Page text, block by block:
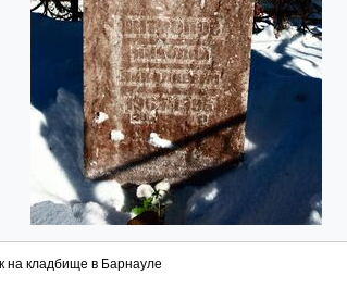
на кладбище в Барнауле